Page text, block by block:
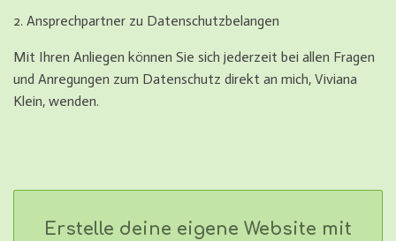
2. Ansprechpartner zu Datenschutzbelangen
Mit Ihren Anliegen können Sie sich jederzeit bei allen Fragen
und Anregungen zum Datenschutz direkt an mich, Viviana
Klein, wenden.
Erstelle deine eigene Website mit